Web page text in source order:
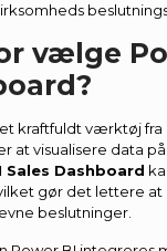
vælge
kraftfuldt værktøj
at visualisere data
Sales Dashboard
gør det lettere
beslutninger.